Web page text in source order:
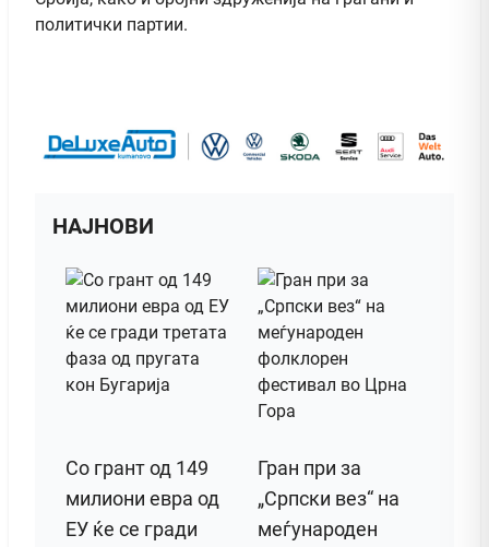
политички партии.
НАЈНОВИ
Со грант од 149
милиони евра од
ЕУ ќе се гради
Гран при за
„Српски вез“ на
меѓународен